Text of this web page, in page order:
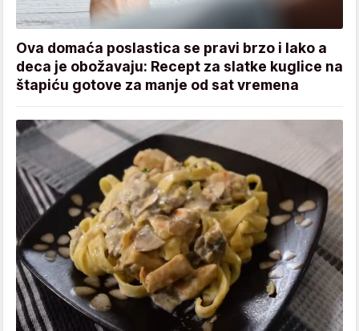
Ova domaća poslastica se pravi brzo i lako a
deca je obožavaju: Recept za slatke kuglice na
štapiću gotove za manje od sat vremena